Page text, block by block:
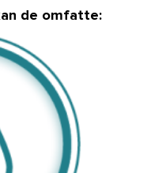
de omfatte: